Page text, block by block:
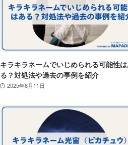
キラキラネームでいじめられる可能性
る？対処法や過去の事例を紹介
2025年8月11日